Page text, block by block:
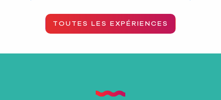
!
TOUTES LES EXPÉRIENCES